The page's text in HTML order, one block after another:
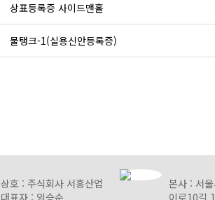
상표등록증 사이드맨홀
물탱크-1(실용신안등록증)
상호 : 주식회사 서흥산업
대표자 : 임승순
본사 : 서
이로10길